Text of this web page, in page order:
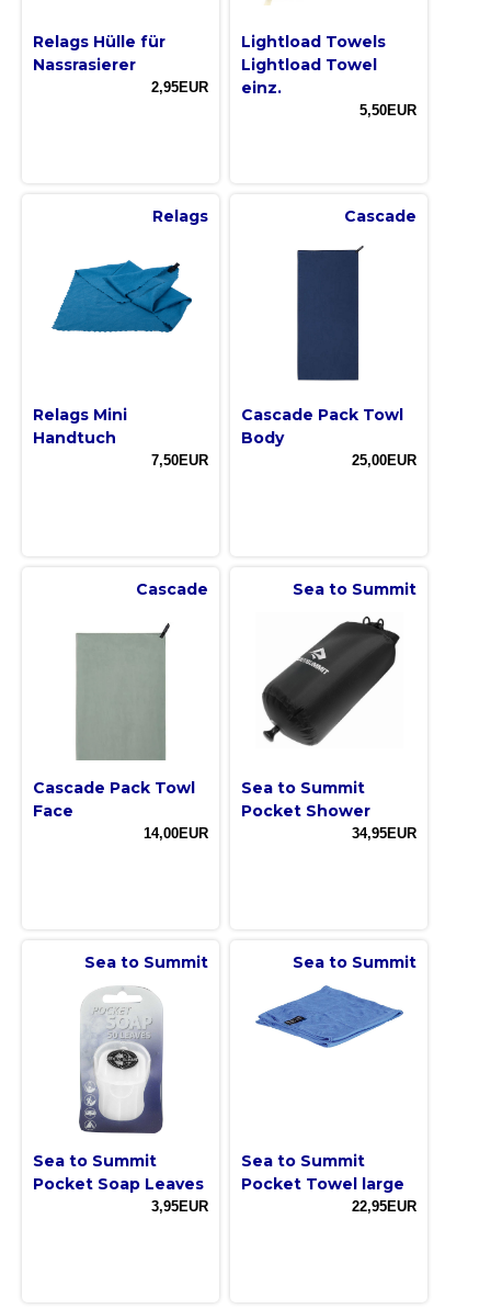
Relags Hülle für
Nassrasierer
2,95EUR
Lightload Towels
Lightload Towel
einz.
5,50EUR
Relags
Relags Mini
Handtuch
7,50EUR
Cascade
Cascade Pack Towl
Body
25,00EUR
Cascade
Cascade Pack Towl
Face
14,00EUR
Sea to Summit
Sea to Summit
Pocket Shower
34,95EUR
Sea to Summit
Sea to Summit
Pocket Soap Leaves
3,95EUR
Sea to Summit
Sea to Summit
Pocket Towel large
22,95EUR